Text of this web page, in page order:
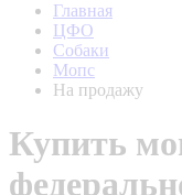
Главная
ЦФО
Собаки
Мопс
На продажу
Купить